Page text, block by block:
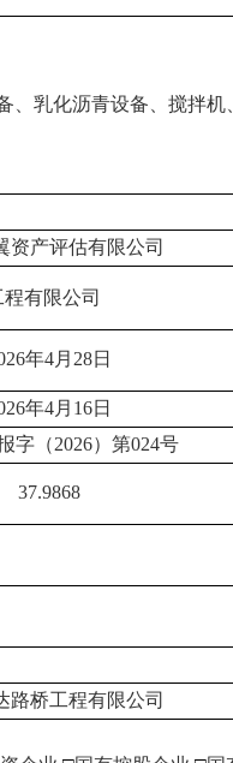
乳化沥青设备、搅拌机
资产评估有限公司
有限公司
年4月28日
年4月16日
字（2026）第024号
37.9868
路桥工程有限公司